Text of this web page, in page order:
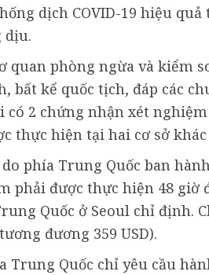
dịch COVID-19 hiệu
dịu.
quan phòng ngừa và kiểm
bất kể quốc tịch, đáp các
có 2 chứng nhận xét
thực hiện tại hai cơ sở
phía Trung Quốc ban
phải được thực hiện 48 giờ
Quốc ở Seoul chỉ định.
đương 359 USD).
Trung Quốc chỉ yêu cầu